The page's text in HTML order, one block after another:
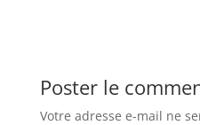
Poster le
Votre adresse e-mail ne